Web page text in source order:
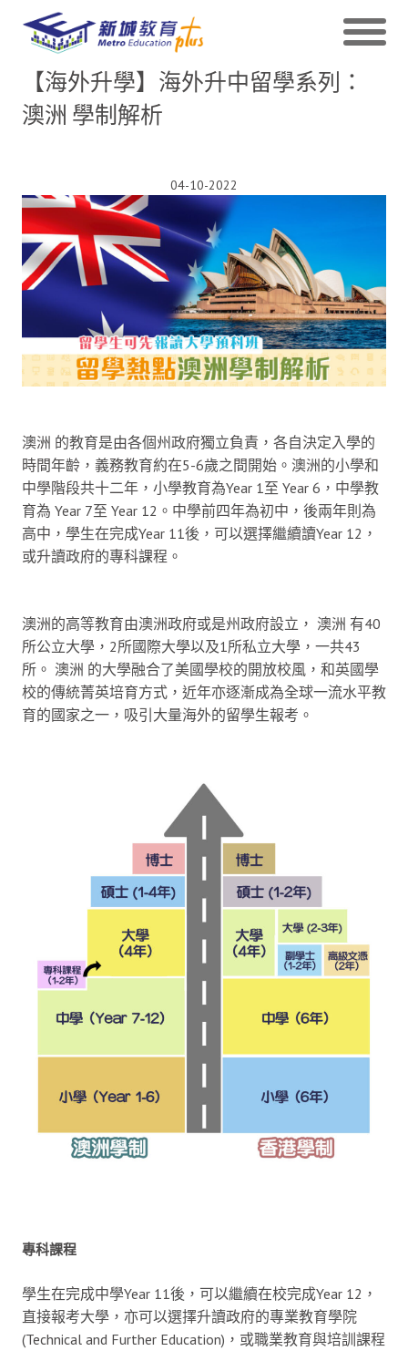
【海外升學】海外升中留學系列：
澳洲 學制解析
04-10-2022
澳洲 的教育是由各個州政府獨立負責，各自決定入學的
時間年齡，義務教育約在5-6歲之間開始。澳洲的小學和
中學階段共十二年，小學教育為Year 1至 Year 6，中學教
育為 Year 7至 Year 12。中學前四年為初中，後兩年則為
高中，學生在完成Year 11後，可以選擇繼續讀Year 12，
或升讀政府的專科課程。
澳洲的高等教育由澳洲政府或是州政府設立， 澳洲 有40
所公立大學，2所國際大學以及1所私立大學，一共43
所。 澳洲 的大學融合了美國學校的開放校風，和英國學
校的傳統菁英培育方式，近年亦逐漸成為全球一流水平教
育的國家之一，吸引大量海外的留學生報考。
專科課程
學生在完成中學Year 11後，可以繼續在校完成Year 12，
直接報考大學，亦可以選擇升讀政府的專業教育學院
(Technical and Further Education)，或職業教育與培訓課程